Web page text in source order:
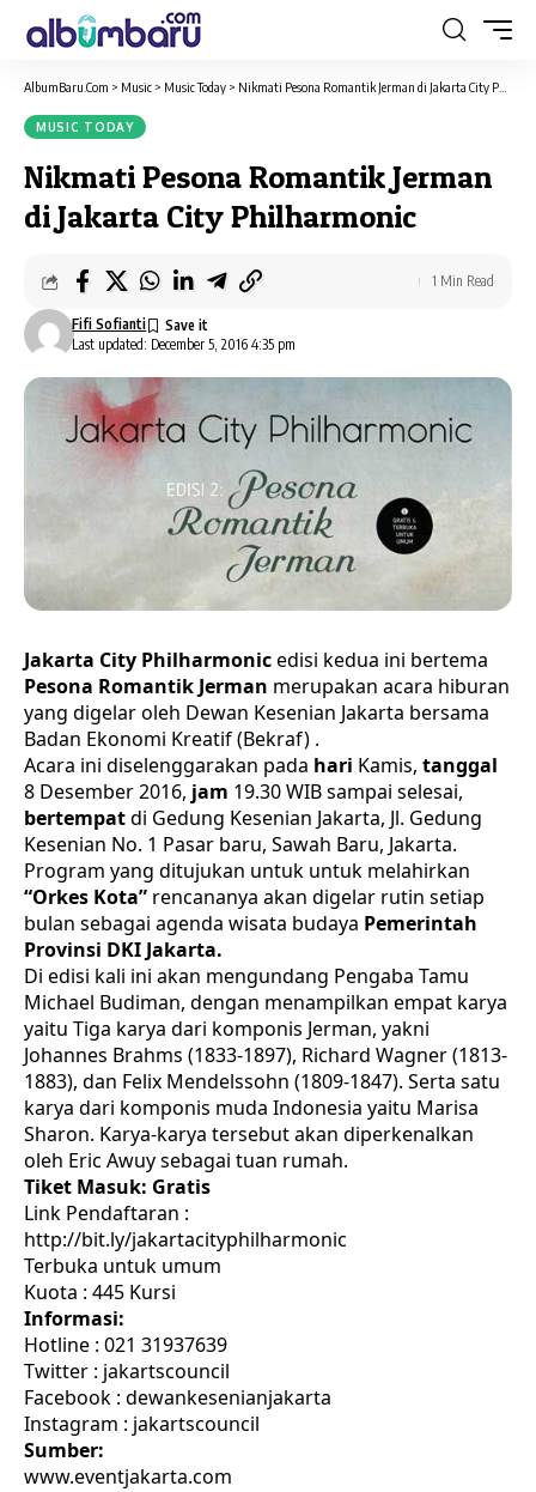
AlbumBaru.Com > Music > Music Today > Nikmati Pesona Romantik Jerman di Jakarta City Philharmonic
MUSIC TODAY
Nikmati Pesona Romantik Jerman
di Jakarta City Philharmonic
Last updated: December 5, 2016 4:35 pm
Fifi Sofianti
1 Min Read
Jakarta City Philharmonicedisi kedua ini bertema
Pesona Romantik Jerman merupakan acara hiburan
yang digelar oleh Dewan Kesenian Jakarta bersama
Badan Ekonomi Kreatif (Bekraf) .
Acara ini diselenggarakan pada hari Kamis, tanggal
8 Desember 2016, jam 19.30 WIB sampai selesai,
bertempatdi Gedung Kesenian Jakarta, Jl. Gedung
Kesenian No. 1 Pasar baru, Sawah Baru, Jakarta.
Program yang ditujukan untuk untuk melahirkan
“Orkes Kota” rencananya akan digelar rutin setiap
bulan sebagai agenda wisata budaya Pemerintah
Provinsi DKI Jakarta.
Di edisi kali ini akan mengundang Pengaba Tamu
Michael Budiman, dengan menampilkan empat karya
yaitu Tiga karya dari komponis Jerman, yakni
Johannes Brahms (1833-1897), Richard Wagner (1813-
1883), dan Felix Mendelssohn (1809-1847). Serta satu
karya dari komponis muda Indonesia yaitu Marisa
Sharon. Karya-karya tersebut akan diperkenalkan
oleh Eric Awuy sebagai tuan rumah.
Tiket Masuk: Gratis
Link Pendaftaran :
http://bit.ly/jakartacityphilharmonic
Terbuka untuk umum
Kuota : 445 Kursi
Informasi:
Hotline : 021 31937639
Twitter : jakartscouncil
Facebook : dewankesenianjakarta
Instagram : jakartscouncil
Sumber:
www.eventjakarta.com